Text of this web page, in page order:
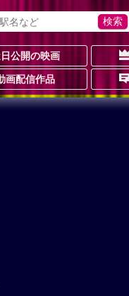
公開の映画
画配信作品